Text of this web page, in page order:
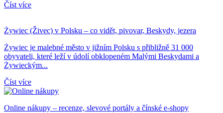
Číst více
Żywiec (Živec) v Polsku – co vidět, pivovar, Beskydy, jezera
Żywiec je malebné město v jižním Polsku s přibližně 31 000
obyvateli, které leží v údolí obklopeném Malými Beskydami a
Żywieckým...
Číst více
Online nákupy – recenze, slevové portály a čínské e-shopy